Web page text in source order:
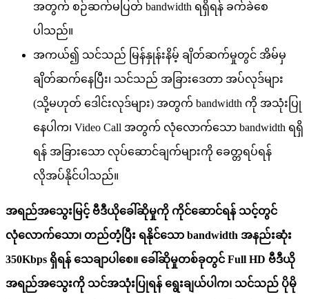
အတက စဉဆကမ ပတ bandwidth ရရရန ခကခစ
ပ သည။
အကယ၍ သငသည မနနနနမ ခတဆကမတင အမမ
ခတဆကန ပ၊ သငသည အ ခဒတ အပလဒမ
(သမဟတ ဒ ငလဒမ) အတက bandwidth က အသ ပ
နပ က၊ Video Call အတက လလကသ bandwidth ရရ
ရန အ ခသ လပဆငခကမက ခတရပရန
လအပနငပ သည။
အရညအသ မင ဗဒယခ ဆမက ကငဆငရန သငတင
လလကသ၊ တညတ ပ ရနငသ bandwidth အနညဆ
350Kbps ရရန သခပ စ။ ခ ဆမတစခတင Full HD ဗဒယ
အရညအသက သငအသ ပရန ရခယပ က၊ သငသည ပမ